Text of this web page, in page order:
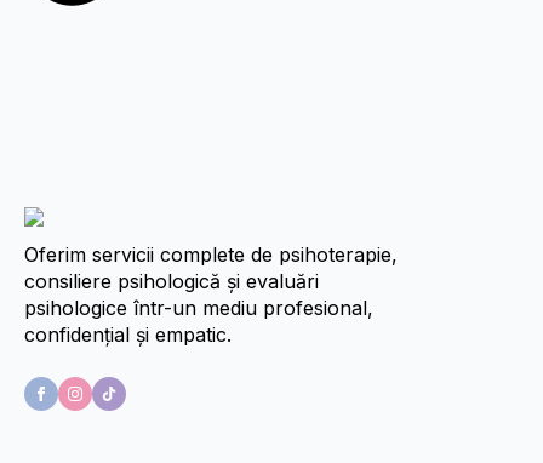
Oferim servicii complete de psihoterapie,
consiliere psihologică și evaluări
psihologice într-un mediu profesional,
confidențial și empatic.